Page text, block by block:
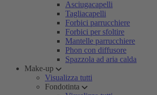
Asciugacapelli
Tagliacapelli
Forbici parrucchiere
Forbici per sfoltire
Mantelle parrucchiere
Phon con diffusore
Spazzola ad aria calda
Make-up
Visualizza tutti
Fondotinta